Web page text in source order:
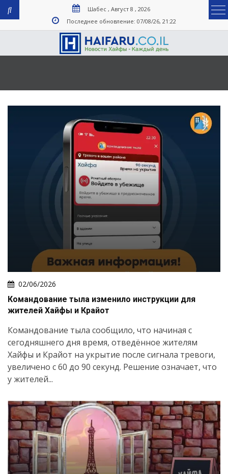
Шабес , Август 8 , 2026
Последнее обновление: 07/08/26, 21:22
02/06/2026
Командование тыла изменило инструкции для
жителей Хайфы и Крайот
Командование тыла сообщило, что начиная с
сегодняшнего дня время, отведённое жителям
Хайфы и Крайот на укрытие после сигнала тревоги,
увеличено с 60 до 90 секунд. Решение означает, что
у жителей...